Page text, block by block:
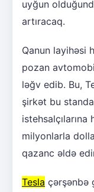
uyğun
artıracaq.
Qanun layihəsi
pozan
ləğv edib. Bu,
şirkət bu
milyonlarla
qazanc əldə
Tesla çərşənbə